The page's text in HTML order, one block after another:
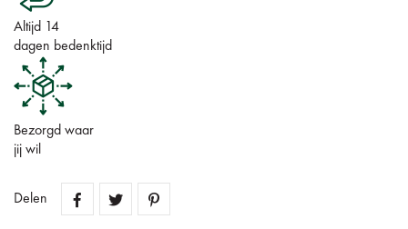
Altijd 14
dagen bedenktijd
Bezorgd waar
jij wil
Delen